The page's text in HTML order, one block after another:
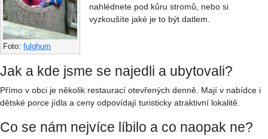
Foto:fulghum
nahlédnete pod kůru stromů, nebo si
vyzkoušíte jaké je to být datlem.
Jak a kde jsme se najedli a ubytovali?
Přímo v obci je několik restaurací otevřených denně. Mají v nabídce i
dětské porce jídla a ceny odpovídají turisticky atraktivní lokalitě.
Co se nám nejvíce líbilo a co naopak ne?